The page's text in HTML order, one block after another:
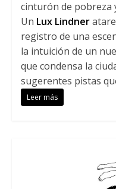
cinturón de pobreza
Un Lux Lindner
registro de una
la intuición de un
que condensa la
sugerentes pistas
Leer más